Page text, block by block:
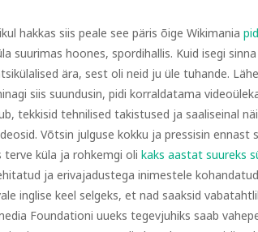
hakkas siis peale see päris õige Wikimania
suurimas hoones, spordihallis. Kuid isegi
ära, sest oli neid ju üle tuhande.
siis suundusin, pidi korraldatama
tekkisid tehnilised takistused ja saaliseinal
Võtsin julguse kokku ja pressisin ennast
terve küla ja rohkemgi oli kaks aastat suureks
ja erivajadustega inimestele
inglise keel selgeks, et nad saaksid
Foundationi uueks tegevjuhiks saab